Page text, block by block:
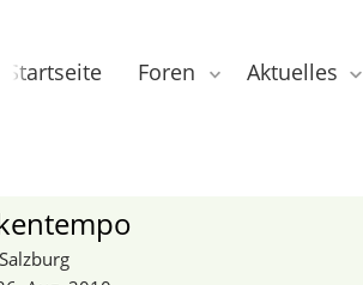
Startseite Foren Aktuelles
Salzburg